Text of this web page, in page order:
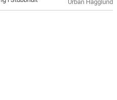
Urban Hägglund